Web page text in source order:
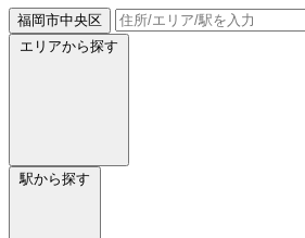
福岡市中央区
エリアから探す
駅から探す